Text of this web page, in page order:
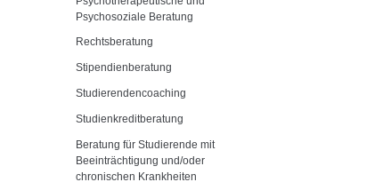
Psychosoziale Beratung
Rechtsberatung
Stipendienberatung
Studierendencoaching
Studienkreditberatung
Beratung für Studierende mit
Beeinträchtigung und/oder
chronischen Krankheiten